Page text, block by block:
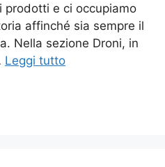
prodotti e ci occupiamo
affinché sia sempre il
Nella sezione Droni, in
Leggi tutto